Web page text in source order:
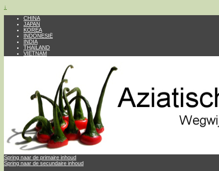
↓
CHINA
JAPAN
KOREA
INDONESIË
INDIA
THAILAND
VIETNAM
Spring naar de primaire inhoud
Spring naar de secundaire inhoud